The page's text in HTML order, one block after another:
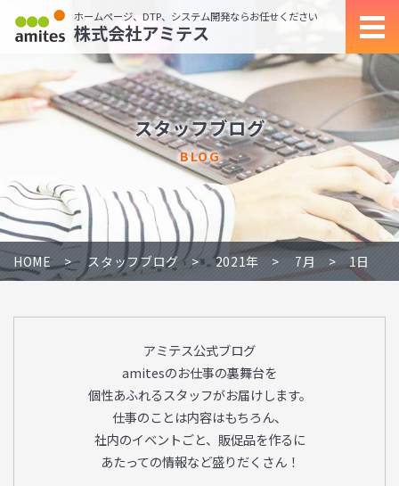
ホームページ、DTP、システム開発ならお任せください
株式会社アミテス
スタッフブログ
BLOG
HOME スタッフブログ 2021年 7月 1日
アミテス公式ブログ
amitesのお仕事の裏舞台を
個性あふれるスタッフがお届けします。
仕事のことは内容はもちろん、
社内のイベントごと、販促品を作るに
あたっての情報など盛りだくさん！